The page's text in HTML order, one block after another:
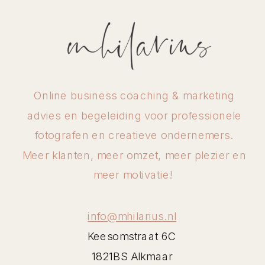
huiswerk opdrachten bij.
We hebben in die 3 maanden allerlei
Meerdere nieuwe brochures
Haar doelgroep onderzocht en
verfijnd
Een nieuw aanbod opgesteld met
Een gloednieuwe website
Online business coaching & marketing
advies en begeleiding voor professionele
fotografen en creatieve ondernemers.
Meer klanten, meer omzet, meer plezier en
meer motivatie!
info@mhilarius.nl
Keesomstraat 6C
1821BS Alkmaar